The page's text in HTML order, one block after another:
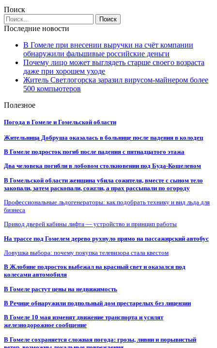
Поиск
Последние новости
В Гомеле при внесении выручки на счёт компании
обнаружили фальшивые российские деньги
Почему лицо может выглядеть старше своего возраста
даже при хорошем уходе
Житель Светлогорска заразил вирусом-майнером более
500 компьютеров
Полезное
Погода в Гомеле и Гомельской области
Жительница Добруша оказалась в больнице после падения в колодец
В Гомеле подросток погиб после падения с пятнадцатого этажа
Два человека погибли в лобовом столкновении под Буда-Кошелевом
В Гомельской области женщина убила сожителя, вместе с сыном тело
закопали, затем раскопали, сожгли, а прах рассыпали по огороду
Профессиональные льдогенераторы: как подобрать технику и вид льда для
бизнеса
Привод дверей кабины лифта — устройство и принцип работы
На трассе под Гомелем дерево рухнуло прямо на пассажирский автобус
Ловушка выбора: почему покупка телевизора стала квестом
В Жлобине подросток выбежал на красный свет и оказался под
колесами автомобиля
В Гомеле растут цены на недвижимость
В Речице обнаружили подпольный дом престарелых без лицензии
В Гомеле 10 мая изменят движение транспорта и усилят
железнодорожное сообщение
В Гомеле сохраняется сложная погода: грозы, ливни и порывистый